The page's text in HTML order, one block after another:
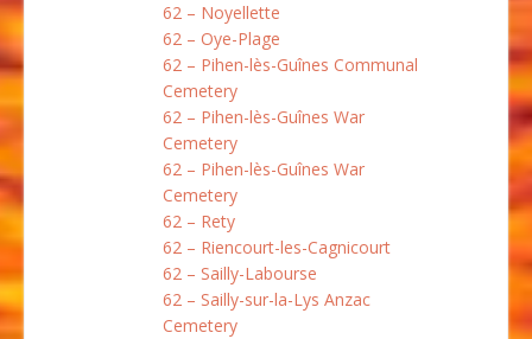
62 – Noyellette
62 – Oye-Plage
62 – Pihen-lès-Guînes Communal
Cemetery
62 – Pihen-lès-Guînes War
Cemetery
62 – Pihen-lès-Guînes War
Cemetery
62 – Rety
62 – Riencourt-les-Cagnicourt
62 – Sailly-Labourse
62 – Sailly-sur-la-Lys Anzac
Cemetery